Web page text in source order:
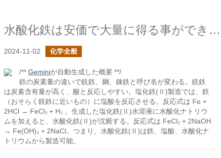
水酸化鉄は安価で大量に得る事ができる還元剤なのか？
2024-11-02 化学全般
/** Geminiが自動生成した概要 **/
鉄の炭素量の違いで銑鉄、鋼、錬鉄と呼び名が変わる。銑鉄
は炭素含有量が高く、酸と反応しやすい。塩化鉄(Ⅱ)製造では、鉄
（おそらく銑鉄に近いもの）に塩酸を反応させる。反応式は Fe +
2HCl → FeCl₂ + H₂ 。生成した塩化鉄(Ⅱ)水溶液に水酸化ナトリウ
ムを加えると、水酸化鉄(Ⅱ)が沈殿する。反応式は FeCl₂ + 2NaOH
→ Fe(OH)₂ + 2NaCl。つまり、水酸化鉄(Ⅱ)は鉄、塩酸、水酸化ナ
トリウムから製造可能。